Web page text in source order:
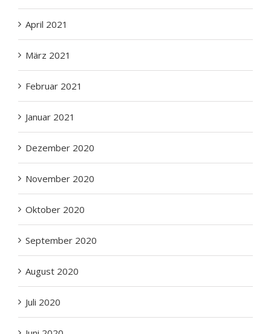
April 2021
März 2021
Februar 2021
Januar 2021
Dezember 2020
November 2020
Oktober 2020
September 2020
August 2020
Juli 2020
Juni 2020